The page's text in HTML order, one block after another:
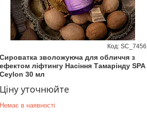
Сироватка зволожуюча для обличчя з
ефектом ліфтингу Насіння Тамарінду SPA
Ceylon 30 мл
SC_7456
Ціну уточнюйте
Немає в наявності